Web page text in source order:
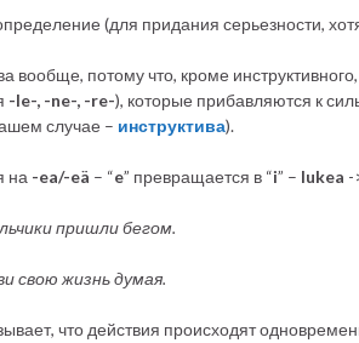
(для придания серьезности,
вообще, потому что, кроме
-le-, -ne-, -re-), которые прибавляются к
случае – инструктива).
на -ea/-eä – “e” превращается в “i” – lukea -
пришли бегом.
свою жизнь думая.
что действия происходят